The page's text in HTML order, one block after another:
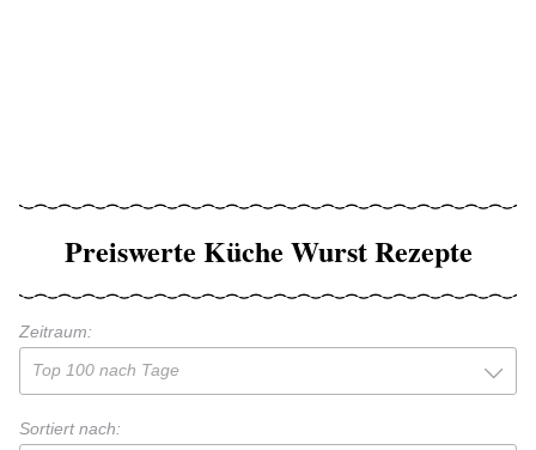
Preiswerte Küche Wurst Rezepte
Zeitraum:
Top 100 nach Tage
Sortiert nach: